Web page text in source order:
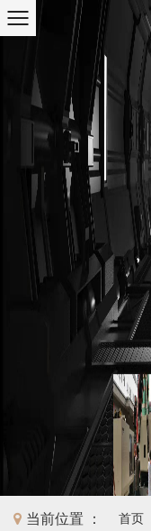
当前位置 ： 首页